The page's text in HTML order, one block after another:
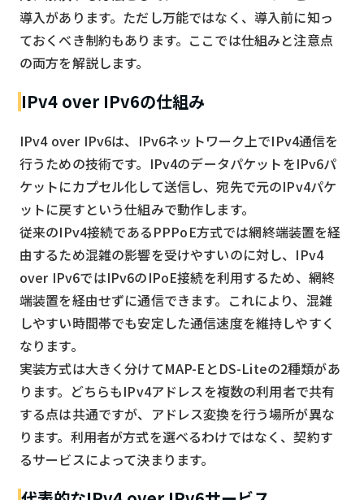
導入があります。ただし万能ではなく、導入前に知っ
ておくべき制約もあります。ここでは仕組みと注意点
の両方を解説します。
IPv4 over IPv6の仕組み
IPv4 over IPv6は、IPv6ネットワーク上でIPv4通信を
行うための技術です。IPv4のデータパケットをIPv6パ
ケットにカプセル化して送信し、宛先で元のIPv4パケ
ットに戻すという仕組みで動作します。
従来のIPv4接続であるPPPoE方式では網終端装置を経
由するため混雑の影響を受けやすいのに対し、IPv4
over IPv6ではIPv6のIPoE接続を利用するため、網終
端装置を経由せずに通信できます。これにより、混雑
しやすい時間帯でも安定した通信速度を維持しやすく
なります。
実装方式は大きく分けてMAP-EとDS-Liteの2種類があ
ります。どちらもIPv4アドレスを複数の利用者で共有
する点は共通ですが、アドレス変換を行う場所が異な
ります。利用者が方式を選べるわけではなく、契約す
るサービスによって決まります。